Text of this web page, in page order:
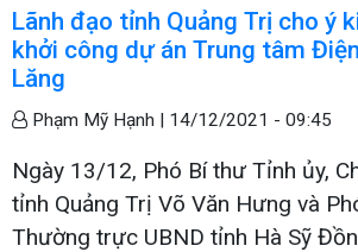
Lãnh đạo tỉnh Quảng Trị cho ý
khởi công dự án Trung tâm
Lăng
Phạm Mỹ Hạnh | 14/12/2021 - 09:45
Ngày 13/12, Phó Bí thư Tỉnh ủy,
tỉnh Quảng Trị Võ Văn Hưng và
Thường trực UBND tỉnh Hà Sỹ